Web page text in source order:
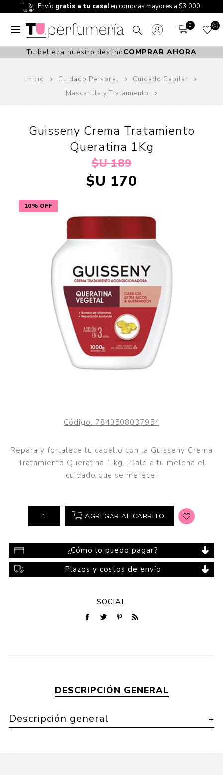
Envío gratis a tu casa! en compras mayores a $3.000
0 0
Tu belleza nuestro destinoCOMPRAR AHORA
Inicio Cuidado Personal
Cuidado Capilar
Mascarilla y Tratamiento
10% OFF
Guisseny Crema Tratamiento
Queratina 1Kg
$U 189
$U 170
Código: 7840508037954
Repara y fortalece tu cabello con la Guisseny Crema
Tratamiento Queratina 1 kg. ¡Dale a tu melena el
cuidado que se merece!
AGREGAR AL CARRITO
¿Cómo lo puedo pagar?
Plazos y costos de envío
SOCIAL
DESCRIPCIÓN GENERAL
Descripción general